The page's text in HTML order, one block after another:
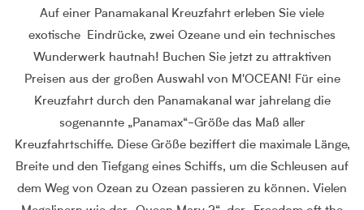
Auf einer Panamakanal Kreuzfahrt erleben Sie viele
exotische Eindrücke, zwei Ozeane und ein technisches
Wunderwerk hautnah! Buchen Sie jetzt zu attraktiven
Preisen aus der großen Auswahl von M'OCEAN! Für eine
Kreuzfahrt durch den Panamakanal war jahrelang die
sogenannte „Panamax“-Größe das Maß aller
Kreuzfahrtschiffe. Diese Größe beziffert die maximale Länge,
Breite und den Tiefgang eines Schiffs, um die Schleusen auf
dem Weg von Ozean zu Ozean passieren zu können. Vielen